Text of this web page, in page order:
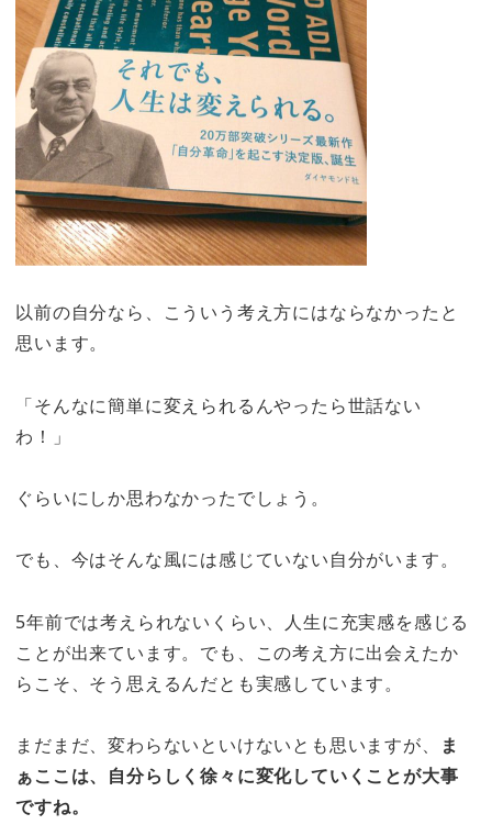
以前の自分なら、こういう考え方にはならなかったと
思います。
「そんなに簡単に変えられるんやったら世話ない
わ！」
ぐらいにしか思わなかったでしょう。
でも、今はそんな風には感じていない自分がいます。
5年前では考えられないくらい、人生に充実感を感じる
ことが出来ています。でも、この考え方に出会えたか
らこそ、そう思えるんだとも実感しています。
まだまだ、変わらないといけないとも思いますが、
ま
ぁここは、自分らしく徐々に変化していくことが大事
ですね。